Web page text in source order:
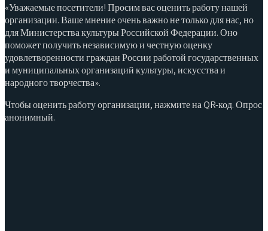
«Уважаемые посетители! Просим вас оценить работу нашей
организации. Ваше мнение очень важно не только для нас, но
для Министерства культуры Российской Федерации. Оно
поможет получить независимую и честную оценку
удовлетворенности граждан России работой государственных
и муниципальных организаций культуры, искусства и
народного творчества».
Чтобы оценить работу организации, нажмите на QR-код. Опрос
анонимный.